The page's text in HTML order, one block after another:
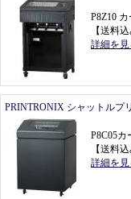
P8Z10
【送料
詳細を
PRINTRONIX シャットルプ
P8C05
【送料
詳細を